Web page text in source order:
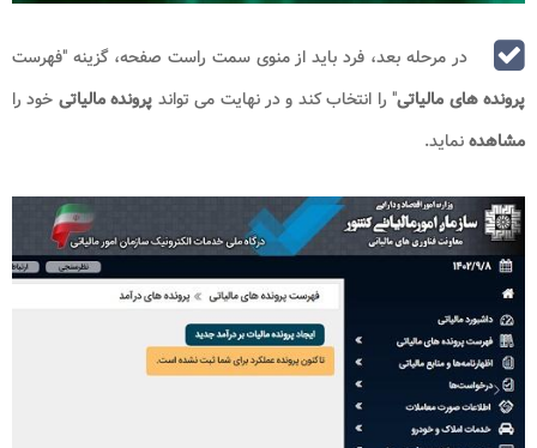
در مرحله بعد، فرد باید از منوی سمت راست صفحه، گزینه "فهرست
پرونده های مالیاتی" را انتخاب کند و در نهایت می تواند پرونده مالیاتی خود را
مشاهدهنماید.